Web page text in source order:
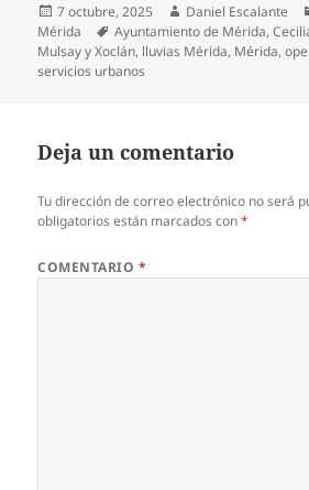
Publicado
el
7 octubre, 2025 Autor
Daniel Escalante
Mérida
Etiquetas
Ayuntamiento de Mérida,
Mulsay y Xoclán, lluvias Mérida, Mérida,
servicios urbanos
Deja un comentario
Tu dirección de correo electrónico no será
obligatorios están marcados con*
COMENTARIO *